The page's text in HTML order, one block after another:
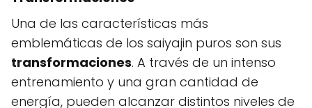
Una de las características más
emblemáticas de los saiyajin puros son sus
transformaciones. A través de un intenso
entrenamiento y una gran cantidad de
energía, pueden alcanzar distintos niveles de